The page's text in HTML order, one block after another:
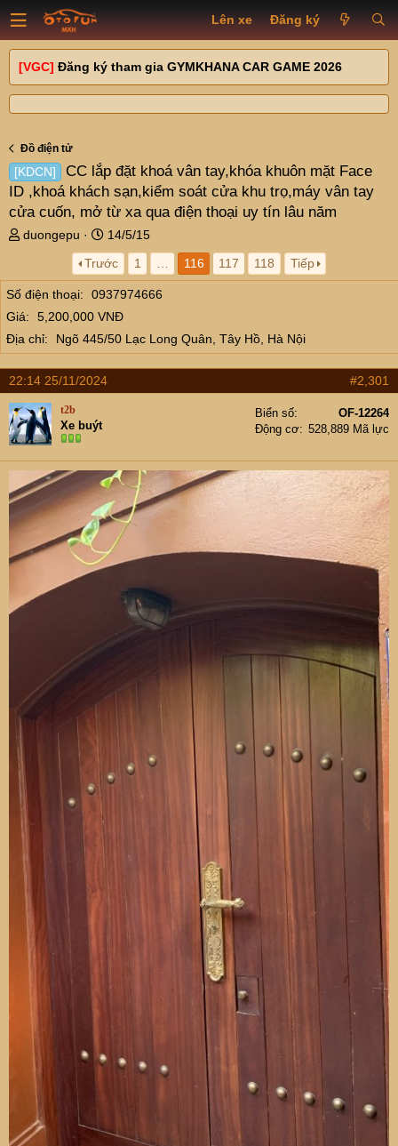
Lên xe Đăng ký
[VGC] Đăng ký tham gia GYMKHANA CAR GAME 2026
Đồ điện tử
[KDCN]
CC lắp đặt khoá vân tay,khóa khuôn mặt Face
ID ,khoá khách sạn,kiểm soát cửa khu trọ,máy vân tay
cửa cuốn, mở từ xa qua điện thoại uy tín lâu năm
T
e
a
d
s
t
a
r
t
e
r
duongepu
N
g
à
y
g
ử
i
14/5/15
Trước
1 116 117 118 Tiếp
Số điện thoại
0937974666
Giá
5,200,000 VNĐ
Địa chỉ
Ngõ 445/50 Lạc Long Quân, Tây Hồ, Hà Nội
22:14 25/11/2024 #2,301
t2b
Xe buýt
Biển số
OF-12264
Động cơ
528,889 Mã lực